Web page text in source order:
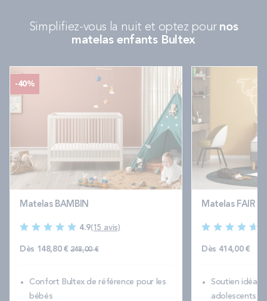
Simplifiez-vous la nuit et optez pour nos
matelas enfants Bultex
-40%
Matelas BAMBIN
4.9(15 avis)
Dès 148,80 € Prix normal
248,00 €
Confort Bultex de référence pour les
bébés
Matelas FAIR 2
Dès 414,00 €
Soutien idéal
adolescents